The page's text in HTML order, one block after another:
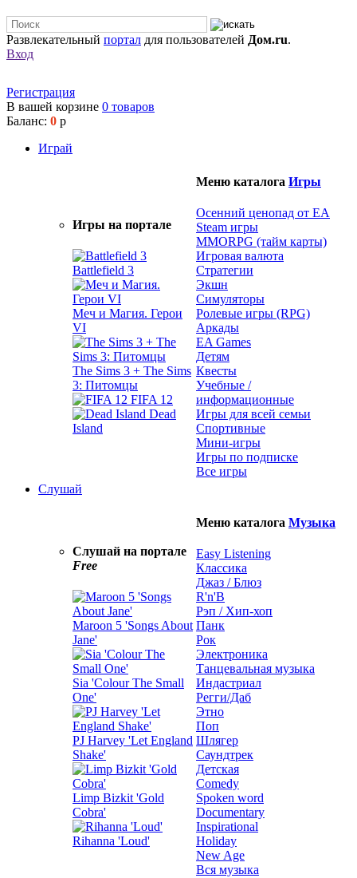
Развлекательный портал для пользователей Дом.ru.
Вход
Регистрация
В вашей корзине 0 товаров
Баланс: 0 р
Играй
Игры на портале
Battlefield 3
Меч и Магия. Герои
VI
The Sims 3 + The Sims
3: Питомцы
FIFA 12
Dead
Island
Меню каталога Игры
Осенний ценопад от EA
Steam игры
MMORPG (тайм карты)
Игровая валюта
Стратегии
Экшн
Симуляторы
Ролевые игры (RPG)
Аркады
EA Games
Детям
Квесты
Учебные /
информационные
Игры для всей семьи
Спортивные
Мини-игры
Игры по подписке
Все игры
Слушай
Слушай на портале
Free
Maroon 5 'Songs About
Jane'
Sia 'Colour The Small
One'
PJ Harvey 'Let England
Shake'
Limp Bizkit 'Gold
Cobra'
Rihanna 'Loud'
Меню каталога Музыка
Easy Listening
Классика
Джаз / Блюз
R'n'B
Рэп / Хип-хоп
Панк
Рок
Электроника
Танцевальная музыка
Индастриал
Регги/Даб
Этно
Поп
Шлягер
Саундтрек
Детская
Comedy
Spoken word
Documentary
Inspirational
Holiday
New Age
Вся музыка